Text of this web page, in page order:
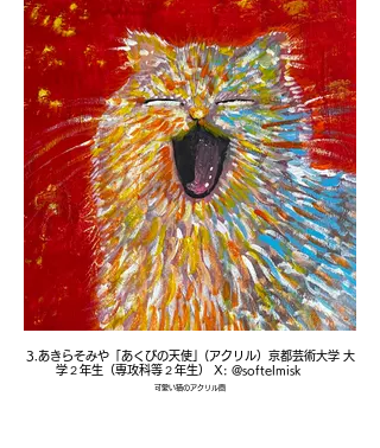
3.あきらそみや「あくびの天使」(アクリル）京都芸術大学 大
学２年生（専攻科等２年生） X: @softelmisk
可愛い猫のアクリル画